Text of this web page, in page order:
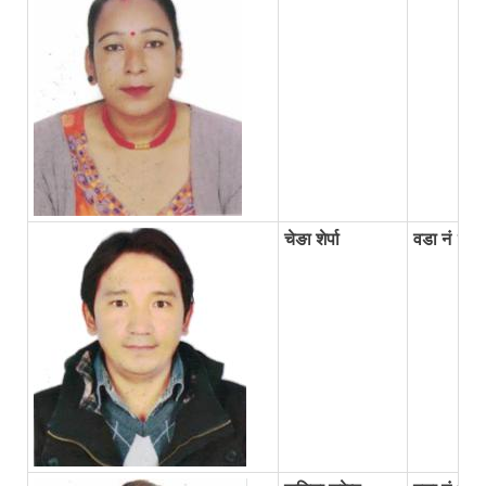
चेङा शेर्पा वडा नं २